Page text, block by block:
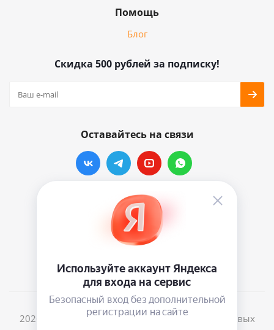
Помощь
Блог
Скидка 500 рублей за подписку!
Оставайтесь на связи
Наши контакты
info@vinylmarkt.ru
2026 © Винилмаркт - интернет-магазин виниловых